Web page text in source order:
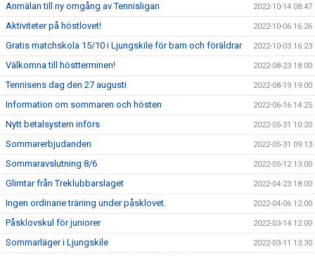
Anmälan till ny omgång av Tennisligan 2022-10-14 08:47
Aktiviteter på höstlovet! 2022-10-06 16:26
Gratis matchskola 15/10 i Ljungskile för barn och föräldrar 2022-10-03 16:23
Välkomna till höstterminen! 2022-08-23 18:00
Tennisens dag den 27 augusti 2022-08-19 19:00
Information om sommaren och hösten 2022-06-16 14:25
Nytt betalsystem införs 2022-05-31 10:20
Sommarerbjudanden 2022-05-31 09:13
Sommaravslutning 8/6 2022-05-12 13:00
Glimtar från Treklubbarslaget 2022-04-23 18:00
Ingen ordinarie träning under påsklovet. 2022-04-06 12:00
Påsklovskul för juniorer 2022-03-14 12:00
Sommarläger i Ljungskile 2022-03-11 13:30